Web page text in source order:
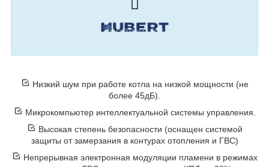
Низкий шум при работе котла на низкой мощности (не
более 45дБ).
Микрокомпьютер интеллектуальной системы управления.
Высокая степень безопасности (оснащен системой
защиты от замерзания в контурах отопления и ГВС)
Непрерывная электронная модуляции пламени в режимах